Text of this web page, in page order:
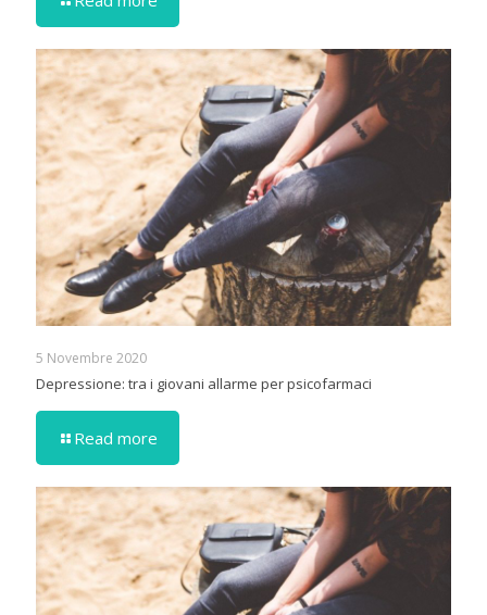
5 Novembre 2020
Depressione: tra i giovani allarme per psicofarmaci
Read more